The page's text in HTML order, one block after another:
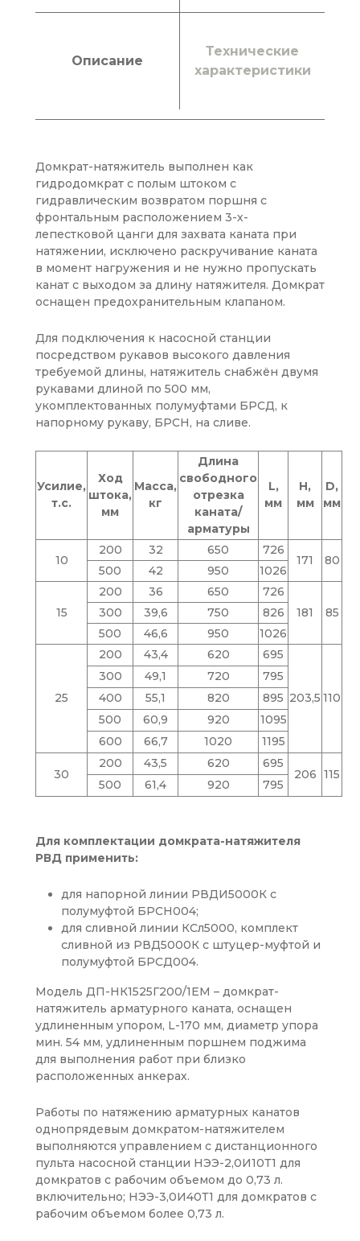
Описание
Технические
характеристики
Домкрат-натяжитель выполнен как
гидродомкрат с полым штоком с
гидравлическим возвратом поршня с
фронтальным расположением 3-х-
лепестковой цанги для захвата каната при
натяжении, исключено раскручивание каната
в момент нагружения и не нужно пропускать
канат с выходом за длину натяжителя. Домкрат
оснащен предохранительным клапаном.
Для подключения к насосной станции
посредством рукавов высокого давления
требуемой длины, натяжитель снабжён двумя
рукавами длиной по 500 мм,
укомплектованных полумуфтами БРСД, к
напорному рукаву, БРСН, на сливе.
Усилие,
т.с.
Ход
штока,
мм
Масса,
кг
Длина
свободного
отрезка
каната/
арматуры
L,
мм
H,
мм
D,
мм
10
200 32 650 726
171 80
500 42 950 1026
15
200 36 650
726
181
85
300 39,6 750
826
500
46,6 950 1026
25
200 43,4 620 695
203,5 110
300 49,1 720
795
400
55,1 820
895
500
60,9 920
1095
600
66,7 1020 1195
30
200 43,5 620 695
206 115
500 61,4 920 795
Для комплектации домкрата-натяжителя
РВД применить:
для напорной линии РВДИ5000К с
полумуфтой БРСН004;
для сливной линии КСл5000, комплект
сливной из РВД5000К с штуцер-муфтой и
полумуфтой БРСД004.
Модель ДП-НК1525Г200/1ЕМ – домкрат-
натяжитель арматурного каната, оснащен
удлиненным упором, L-170 мм, диаметр упора
мин. 54 мм, удлиненным поршнем поджима
для выполнения работ при близко
расположенных анкерах.
Работы по натяжению арматурных канатов
однопрядевым домкратом-натяжителем
выполняются управлением с дистанционного
пульта насосной станции НЭЭ-2,0И10Т1 для
домкратов с рабочим объемом до 0,73 л.
включительно; НЭЭ-3,0И40Т1 для домкратов с
рабочим объемом более 0,73 л.